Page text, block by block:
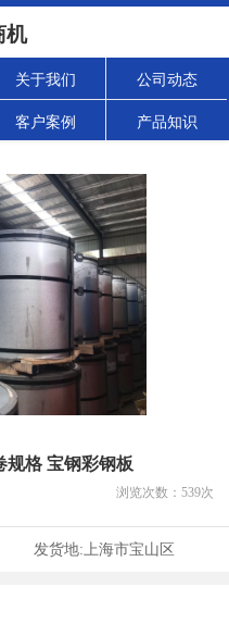
机
关于我们 公司动态
客户案例 产品知识
规格 宝钢彩钢板
浏览次数： 539次
发货地: 上海市宝山区